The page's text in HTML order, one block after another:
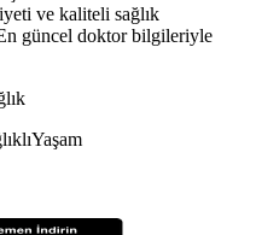
ve kaliteli sağlık
güncel doktor bilgileriyle